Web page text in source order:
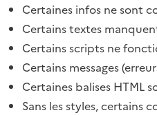
Certaines infos ne sont
Certains textes
Certains scripts ne
Certains messages
Certaines balises HTML
Sans les styles, certains